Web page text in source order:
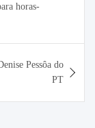
horas-
Pessôa do
PT